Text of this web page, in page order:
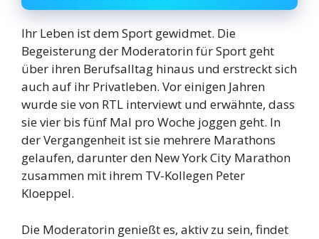
Ihr Leben ist dem Sport gewidmet. Die
Begeisterung der Moderatorin für Sport geht
über ihren Berufsalltag hinaus und erstreckt sich
auch auf ihr Privatleben. Vor einigen Jahren
wurde sie von RTL interviewt und erwähnte, dass
sie vier bis fünf Mal pro Woche joggen geht. In
der Vergangenheit ist sie mehrere Marathons
gelaufen, darunter den New York City Marathon
zusammen mit ihrem TV-Kollegen Peter
Kloeppel.
Die Moderatorin genießt es, aktiv zu sein, findet